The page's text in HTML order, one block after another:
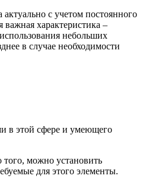
с учетом постоянного
характеристика –
небольших
в случае необходимости
в этой сфере и умеющего
можно установить
для этого элементы.